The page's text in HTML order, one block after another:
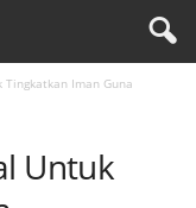
Iman Guna
Untuk